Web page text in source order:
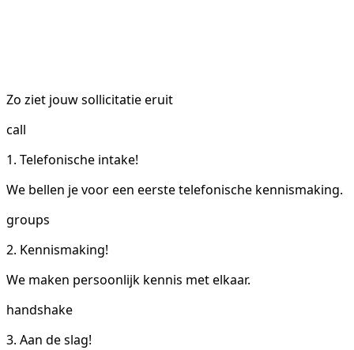
Zo ziet jouw sollicitatie eruit
call
1. Telefonische intake!
We bellen je voor een eerste telefonische kennismaking.
groups
2. Kennismaking!
We maken persoonlijk kennis met elkaar.
handshake
3. Aan de slag!